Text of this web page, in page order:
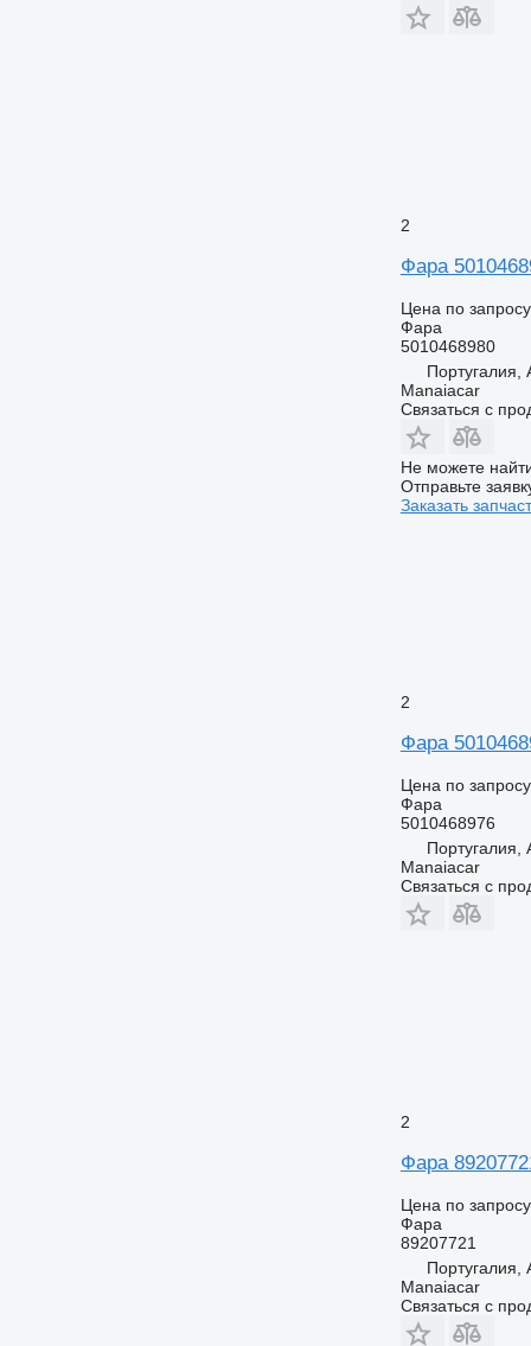
2
Фара
Цена по запросу
Фара
5010468980
Португалия,
Manaiacar
Связаться с
Не можете
Отправьте
Заказать
2
Фара
Цена по запросу
Фара
5010468976
Португалия,
Manaiacar
Связаться с
2
Фара
Цена по запросу
Фара
89207721
Португалия,
Manaiacar
Связаться с